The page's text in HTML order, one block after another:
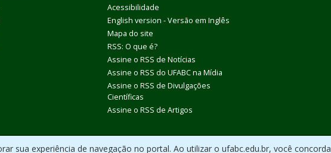
sua experiência de navegação no portal. Ao utilizar o ufabc.edu.br, você concorda
Acessibilidade
English version - Versão em Inglês
Mapa do site
RSS: O que é?
Assine o RSS de Notícias
Assine o RSS do UFABC na Mídia
Assine o RSS de Divulgações
Científicas
Assine o RSS de Artigos